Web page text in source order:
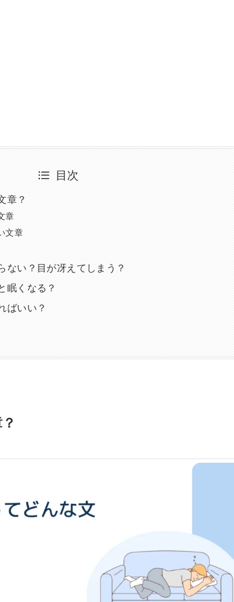
目次
章？
章
文章
ない？目が冴えてしまう？
眠くなる？
ばいい？